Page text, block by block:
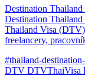
Destination
Destination
Thailand Visa
freelancery,
#thailand-
DTV DTVThaiVisa